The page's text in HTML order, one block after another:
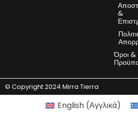
&
Όροι &
© Copyright 2024 Mirra Tierra
English (Αγγλικά)